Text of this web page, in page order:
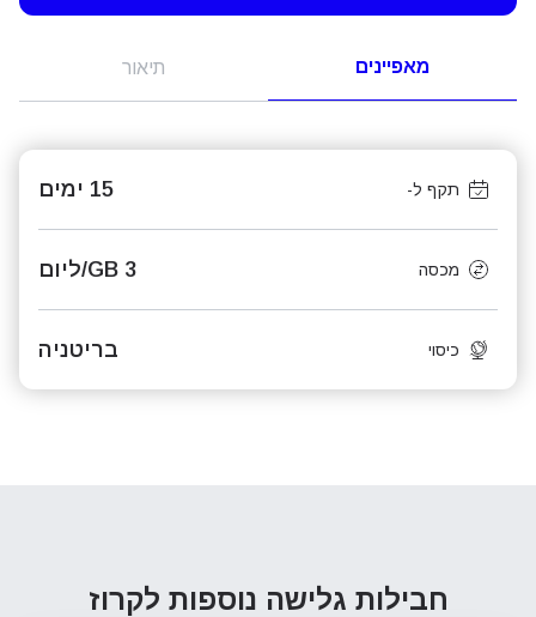
מאפיינים תיאור
תקף ל- 15 ימים
מכסה 3 GB/ליום
כיסוי בריטניה
חבילות גלישה נוספות לקרוז